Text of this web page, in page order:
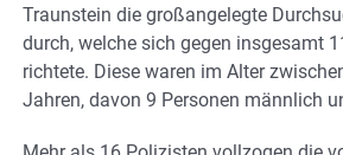
Traunstein die großangelegte
durch, welche sich gegen insgesamt
richtete. Diese waren im Alter
Jahren, davon 9 Personen männlich